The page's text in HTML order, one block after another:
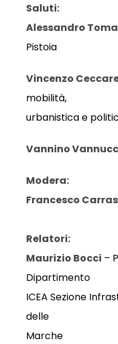
Saluti:
Alessandro
Pistoia
Vincenzo
mobilità,
urbanistica e
Vannino
Modera:
Francesco
Relatori:
Maurizio Bocci –
Dipartimento
ICEA Sezione
delle
Marche